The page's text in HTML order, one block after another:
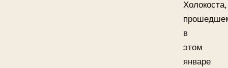
Холокоста,
в
этом
январе